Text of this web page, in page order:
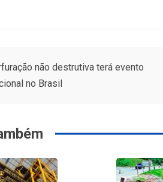
não destrutiva terá evento
no Brasil